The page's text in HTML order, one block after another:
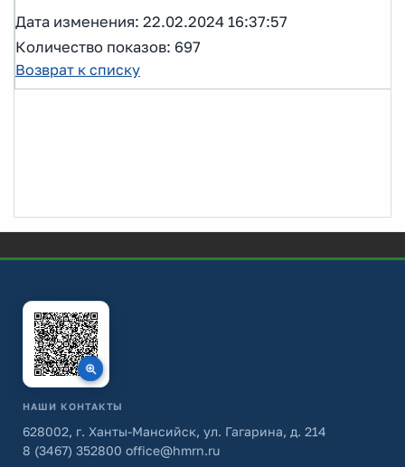
Дата изменения: 22.02.2024 16:37:57
Количество показов: 697
Возврат к списку
НАШИ КОНТАКТЫ
628002, г. Ханты-Мансийск, ул. Гагарина, д. 214
8 (3467) 352800 office@hmrn.ru